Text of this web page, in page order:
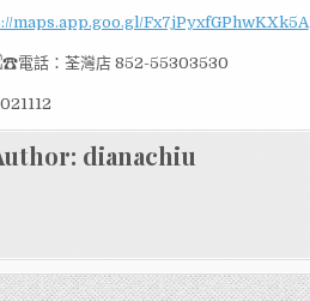
maps.app.goo.gl/Fx7jPyxfGPhwKXk5A
電話：荃灣店 852-55303530
dianachiu